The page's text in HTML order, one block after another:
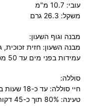
עובי: 10.7 מ"מ
משקל: 26.3 גרם
מבנה וגוף השעון:
מבנה השעון: חזית
עמידות בפני מים עד 50 מטר עומק
סוללה:
חיי סוללה: עד כ-18 שעות בשימוש רגיל
טעינה: 80% תוך כ-45 דקות